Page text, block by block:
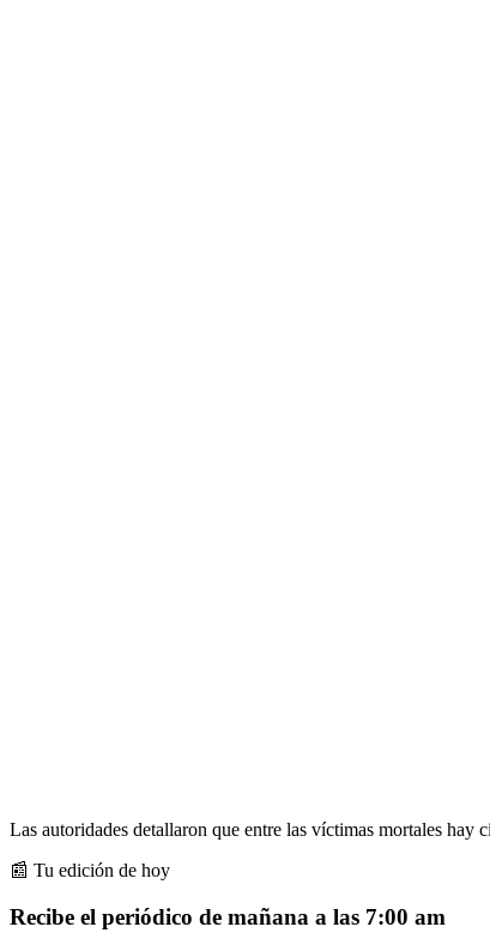
Las autoridades detallaron que entre las víctimas mortales
📰 Tu edición de hoy
Recibe el periódico de mañana a las 7:00 am